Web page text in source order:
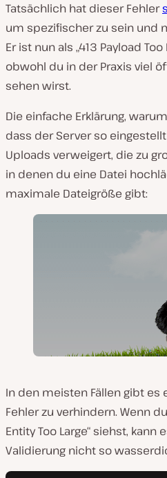
Tatsächlich hat dieser Fehler
um spezifischer zu sein und
Er ist nun als „413 Payload
obwohl du in der Praxis viel
sehen wirst.
Die einfache Erklärung,
dass der Server so
Uploads verweigert, die zu
in denen du eine Datei
maximale Dateigröße gibt:
In den meisten Fällen gibt es
Fehler zu verhindern. Wenn
Entity Too Large“ siehst, kann
Validierung nicht so